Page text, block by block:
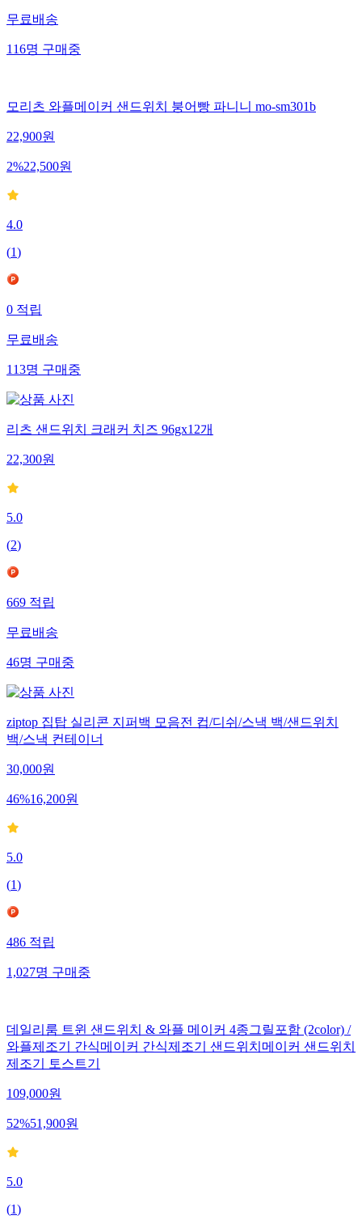
무료배송
116명구매중
모리츠 와플메이커 샌드위치 붕어빵 파니니 mo-sm301b
22,900원
2%22,500원
4.0
(1)
0적립
무료배송
113명구매중
리츠 샌드위치 크래커 치즈 96gx12개
22,300원
5.0
(2)
669적립
무료배송
46명구매중
ziptop 집탑 실리콘 지퍼백 모음전 컵/디쉬/스낵 백/샌드위치
백/스낵 컨테이너
30,000원
46%16,200원
5.0
(1)
486적립
1,027명구매중
데일리룸 트윈 샌드위치 & 와플 메이커 4종그릴포함 (2color) /
와플제조기 간식메이커 간식제조기 샌드위치메이커 샌드위치
제조기 토스트기
109,000원
52%51,900원
5.0
(1)